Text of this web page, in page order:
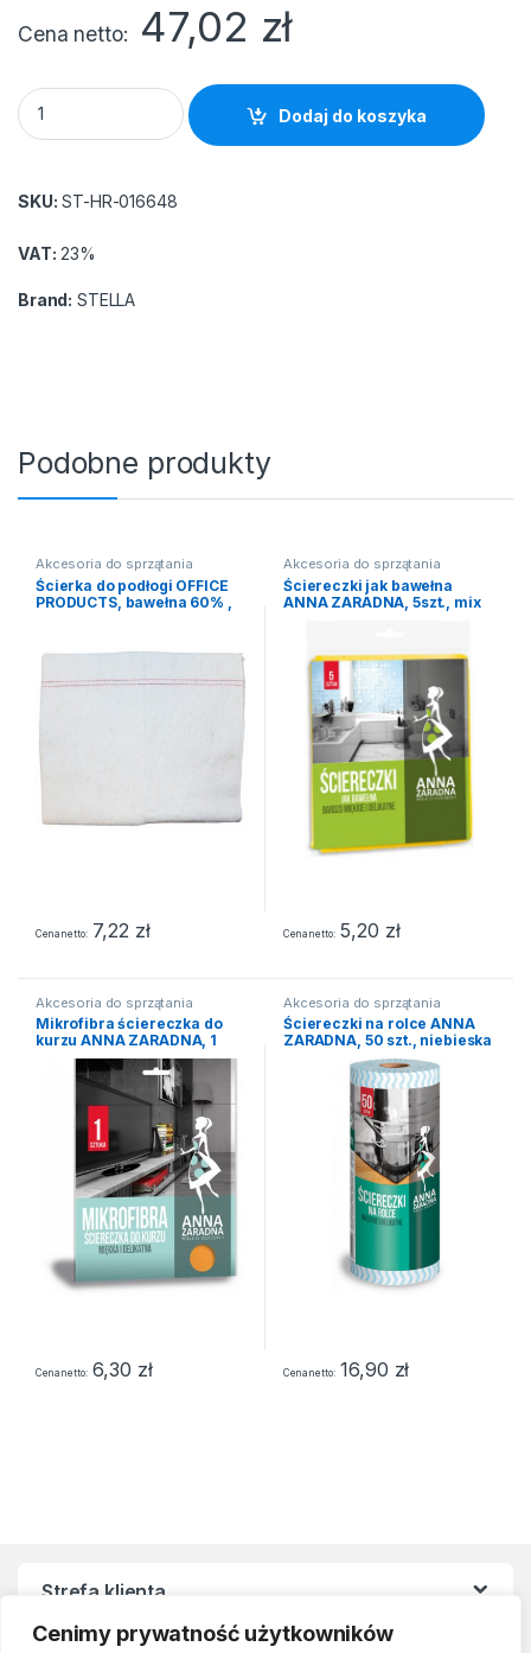
Cenimy prywatność użytkowników
Cena netto 47,02 zł
Folia aluminiowa STELLA, 12 mikr., 1 kg, srebrna quantity
Dodaj do koszyka
SKU: ST-HR-016648
VAT: 23%
Brand: STELLA
Podobne produkty
Akcesoria do sprzątania
Ścierka do podłogi OFFICE
PRODUCTS, bawełna 60% ,
Cena netto 7,22 zł
Akcesoria do sprzątania
Ściereczki jak bawełna
ANNA ZARADNA, 5szt., mix
Cena netto 5,20 zł
Akcesoria do sprzątania
Mikrofibra ściereczka do
kurzu ANNA ZARADNA, 1
szt., pomarańczowy
Cena netto 6,30 zł
Akcesoria do sprzątania
Ściereczki na rolce ANNA
ZARADNA, 50 szt., niebieska
Cena netto 16,90 zł
Strefa klienta